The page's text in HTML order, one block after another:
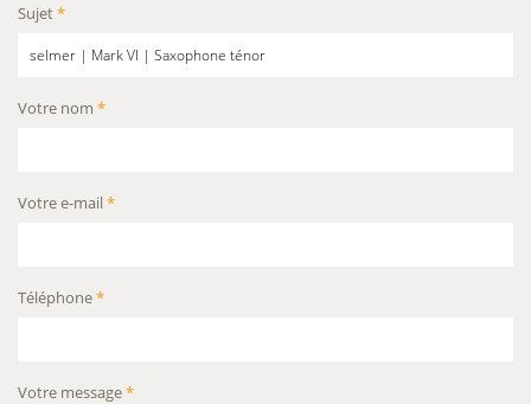
Sujet*
Votre nom *
Votre e-mail*
Téléphone*
Votre message*